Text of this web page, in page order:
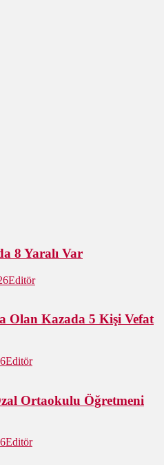
8 Yaralı Var
Editör
Olan Kazada 5 Kişi Vefat
Editör
Ortaokulu Öğretmeni
Editör